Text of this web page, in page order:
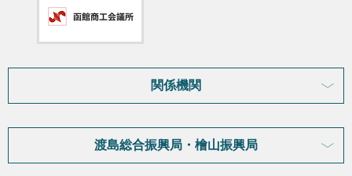
関係機関
渡島総合振興局・檜山振興局